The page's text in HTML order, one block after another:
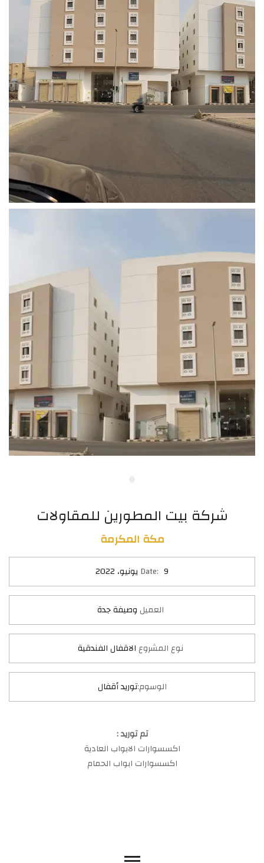
شركة بيت المطورين للمقاولات
مكة المكرمة
Date: 9 يونيو، 2022
العميل وصيفة جدة
نوع المشروع الاقفال الفندقية
الوسوم:توريد أقفال
تم توريد :
اكسسوارات الابواب العادية
اكسسوارات ابواب الحمام